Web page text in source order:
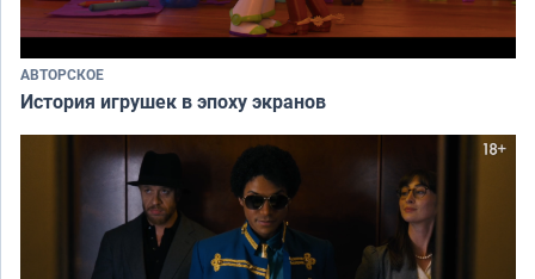
АВТОРСКОЕ
История игрушек в эпоху экранов